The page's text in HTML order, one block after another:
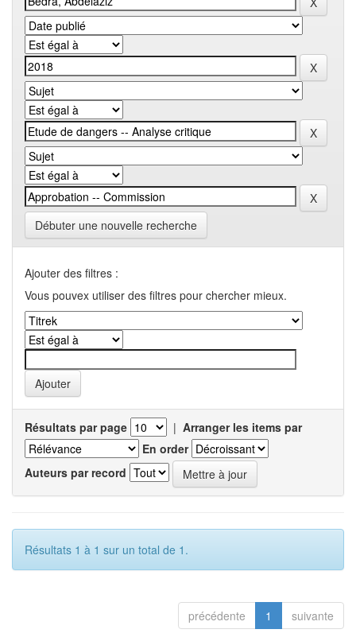
Débuter une nouvelle recherche
Ajouter des filtres :
Vous pouvex utiliser des filtres pour chercher mieux.
Résultats par page | Arranger les items par
En order
Auteurs par record
Résultats 1 à 1 sur un total de 1.
précédente 1 suivante